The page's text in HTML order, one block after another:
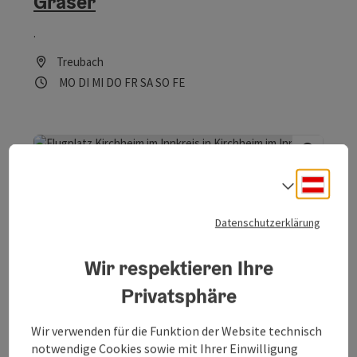
.
Treubach
Öffnungszeiten
MO Montag geöffnet
DI Dienstag geöffnet
MI Mittwoch geöffnet
DO Donnerstag geöffnet
FR Freitag geöffnet
SASamstag geöffnet
SO Sonntag geöffnet
FEFeiertag geöffnet
Flugplatz Kirchheim im Innkreis
Wir fliegen auf's Innviertel
Öffnungszeiten
Datenschutzerklärung
Wir respektieren Ihre
Privatsphäre
Wir verwenden für die Funktion der Website technisch
notwendige Cookies sowie mit Ihrer Einwilligung